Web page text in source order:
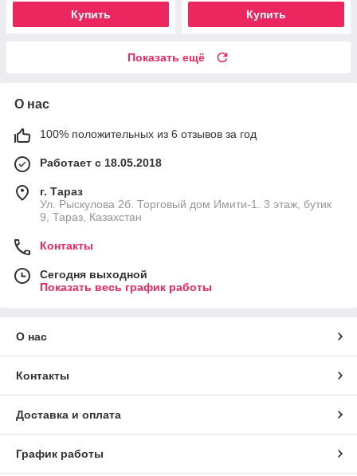
Купить Купить
Показать ещё
О нас
100% положительных из 6 отзывов за год
Работает с 18.05.2018
г. Тараз
Ул. Рыскулова 2б. Торговый дом Имити-1. 3 этаж, бутик
9, Тараз, Казахстан
Контакты
Сегодня выходной
Показать весь график работы
О нас
Контакты
Доставка и оплата
График работы